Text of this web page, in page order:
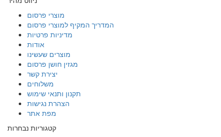
מוצרי פרסום
המדריך המקיף למוצרי פרסום
מדיניות פרטיות
אודות
מוצרים שעשינו
מגזין חושן פרסום
יצירת קשר
משלוחים
תקנון ותנאי שימוש
הצהרת נגישות
מפת אתר
קטגוריות נבחרות